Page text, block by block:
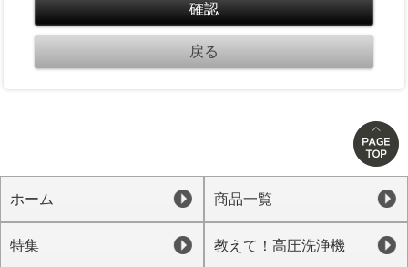
ホーム 商品一覧
特集 教えて！高圧洗浄機